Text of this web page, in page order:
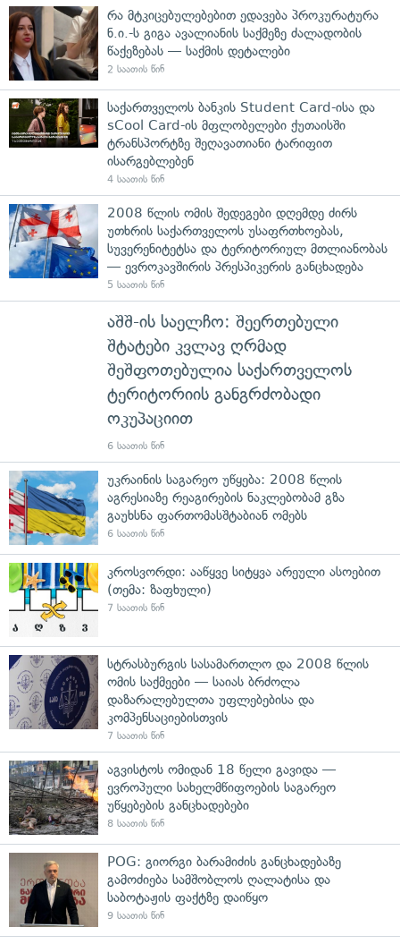
რა მტკიცებულებებით ედავება პროკურატურა
ნ.ი.-ს გიგა ავალიანის საქმეზე ძალადობის
წაქეზებას — საქმის დეტალები
2 საათის წინ
საქართველოს ბანკის Student Card-ისა და
sCool Card-ის მფლობელები ქუთაისში
ტრანსპორტზე შეღავათიანი ტარიფით
ისარგებლებენ
4 საათის წინ
2008 წლის ომის შედეგები დღემდე ძირს
უთხრის საქართველოს უსაფრთხოებას,
სუვერენიტეტსა და ტერიტორიულ მთლიანობას
— ევროკავშირის პრესპიკერის განცხადება
5 საათის წინ
აშშ-ის საელჩო: შეერთებული
შტატები კვლავ ღრმად
შეშფოთებულია საქართველოს
ტერიტორიის განგრძობადი
ოკუპაციით
6 საათის წინ
უკრაინის საგარეო უწყება: 2008 წლის
აგრესიაზე რეაგირების ნაკლებობამ გზა
გაუხსნა ფართომასშტაბიან ომებს
6 საათის წინ
კროსვორდი: ააწყვე სიტყვა არეული ასოებით
(თემა: ზაფხული)
7 საათის წინ
სტრასბურგის სასამართლო და 2008 წლის
ომის საქმეები — საიას ბრძოლა
დაზარალებულთა უფლებებისა და
კომპენსაციებისთვის
7 საათის წინ
აგვისტოს ომიდან 18 წელი გავიდა —
ევროპული სახელმწიფოების საგარეო
უწყებების განცხადებები
8 საათის წინ
POG: გიორგი ბარამიძის განცხადებაზე
გამოძიება სამშობლოს ღალატისა და
საბოტაჟის ფაქტზე დაიწყო
9 საათის წინ